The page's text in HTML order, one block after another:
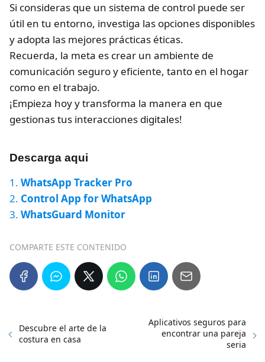
Si consideras que un sistema de control puede ser
útil en tu entorno, investiga las opciones disponibles
y adopta las mejores prácticas éticas.
Recuerda, la meta es crear un ambiente de
comunicación seguro y eficiente, tanto en el hogar
como en el trabajo.
¡Empieza hoy y transforma la manera en que
gestionas tus interacciones digitales!
Descarga aqui
1. WhatsApp Tracker Pro
2. Control App for WhatsApp
3. WhatsGuard Monitor
COMPARTE ESTE CONTENIDO
Descubre el arte de la
costura en casa
Aplicativos seguros para
encontrar una pareja
seria